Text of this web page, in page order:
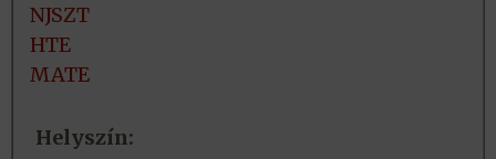
NJSZT
HTE
MATE
Helyszín: